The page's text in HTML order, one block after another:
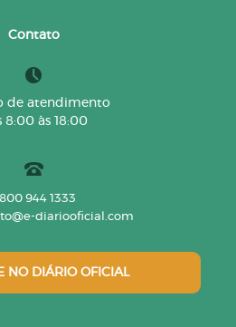
Contato
de atendimento
8:00 às 18:00
944 1333
diariooficial.com
NO DIÁRIO OFICIAL